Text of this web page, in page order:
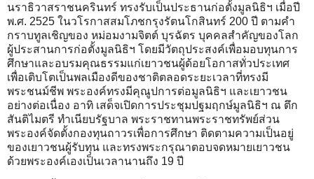
นราธิวาสราชนครินทร์ ทรงรับเป็นประธานก่อตั้งมูลนิธิฯ เมื่อปี
พ.ศ. 2525 ในวโรกาสสมโภชกรุงรัตนโกสินทร์ 200 ปี ตามคำ
กราบทูลเชิญของ หม่อมงามจิตต์ บุรฉัตร บุคคลสำคัญของโลก
ผู้ประสานการก่อตั้งมูลนิธิฯ โดยมีวัตถุประสงค์เพื่อมอบทุนการ
ศึกษาและอบรมคุณธรรมแก่เยาวชนผู้ด้อยโอกาสทั่วประเทศ
เพื่อเติบโตเป็นพลเมืองดีของชาติตลอดระยะเวลาที่ทรงมี
พระชนม์ชีพ พระองค์ทรงมีคุณูปการต่อมูลนิธิฯ และเยาวชน
อย่างต่อเนื่อง อาทิ เสด็จเปิดการประชุมปฐมฤกษ์มูลนิธิฯ ณ ตึก
สันติไมตรี ทำเนียบรัฐบาล พระราชทานพระราชทรัพย์ส่วน
พระองค์จัดตั้งกองทุนถาวรเพื่อการศึกษา ติดตามความเป็นอยู่
ของเยาวชนผู้รับทุน และทรงพระกรุณาตอบจดหมายเยาวชน
ด้วยพระองค์เองเป็นเวลานานถึง 19 ปี